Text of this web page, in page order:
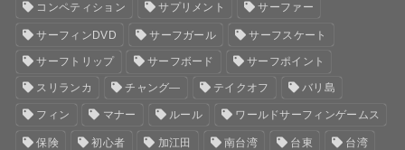
コンペティション サプリメント サーファー
サーフィンDVD サーフガール サーフスケート
サーフトリップ サーフボード サーフポイント
スリランカ チャング― テイクオフ バリ島
フィン マナー ルール ワールドサーフィンゲームス
保険 初心者 加江田 南台湾 台東 台湾